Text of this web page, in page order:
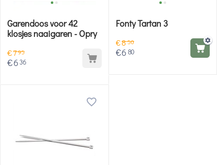
Garendoos voor 42
klosjes naaigaren - Opry
€795
€6 36
Fonty Tartan 3
€850
€6 80